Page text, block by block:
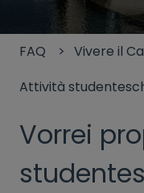
FAQ
Vivere il
Attività
Vorrei